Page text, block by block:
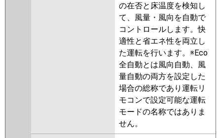
PA-P80U7KNCX PA-P80U7KC PA-
P80U7KNC PA-P80U7HNCX PA-
PA-P80U7HNC
RUHA08031X AUHA08074X
AUHA08074X-R AUHA08074M
AUHA08074M-R RUSA08033M
RUSA08033X AUEA08077M
AUEA08077X AUSA08077M
AUSA08077X
PLZ-HRMP80HF5 PLZ-
HRMP80H5 PLZ-HRMP80HFG5
PLZ-HRMP80HBF5 PLZ-
ERMP80HLE5
PLZ-ERMP80HE5 PLZ-
の在否と床温度を検知し
て、風量・風向を自動で
コントロールします。快
適性と省エネ性を両立し
た運転を行います。※Eco
全自動とは風向自動、風
量自動の両方を設定した
場合の総称であり運転リ
モコンで設定可能な運転
モードの名称ではありま
せん。